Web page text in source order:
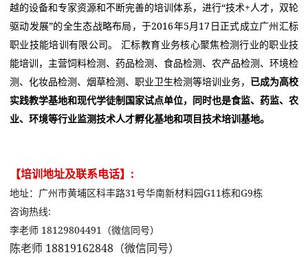
越的设备和专家资源和不断完善的培训体系，进行“技术+人才，双轮
驱动发展”的全生态战略布局，于2016年5月17日正式成立广州汇标
职业技能培训有限公司。 汇标教育业务核心聚焦检测行业的职业技
能培训，主营饲料检测、药品检测、食品检测、农产品检测、环境检
测、化妆品检测、烟草检测、职业卫生检测等培训业务， 已成为高校
实践教学基地和现代学徒制国家试点单位，同时也是食监、药监、农
业、环境等行业监测技术人才孵化基地和项目技术培训基地。
【培训地址及联系电话】:
地址：广州市黄埔区科丰路31号华南新材料园G11栋和G9栋
咨询热线:
李老师 18129804491（微信同号）
陈老师 18819162848（微信同号）